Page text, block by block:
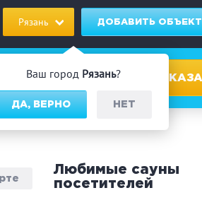
Рязань
Ваш город Рязань?
ДА, ВЕРНО НЕТ
ДОБАВИТЬ ОБЪЕКТ
Корпоратив
Любимые сауны
посетителей